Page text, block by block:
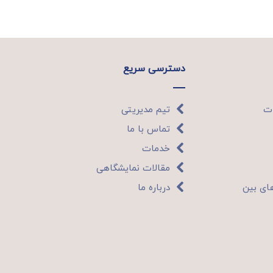
بین
دسترسی سریع
تیم مدیریتی
تماس با ما
خدمات
مقالات نمایشگاهی
درباره ما